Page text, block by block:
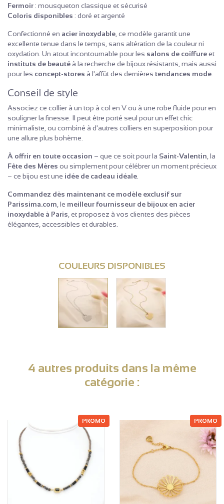
Fermoir: mousqueton classique et sécurisé
Coloris disponibles : doré et argenté
Confectionné en acier inoxydable , ce modèle garantit une
excellente tenue dans le temps, sans altération de la couleur ni
oxydation. Un atout incontournable pour les salons de coiffureet
instituts de beauté à la recherche de bijoux résistants, mais aussi
pour les concept-stores à l'affût des dernières tendances mode
Conseil de style
Associez ce collier à un top à col en V ou à une robe fluide pour en
souligner la finesse. Il peut être porté seul pour un effet chic
minimaliste, ou combiné à d'autres colliers en superposition pour
une allure plus bohème.
À offrir en toute occasion – que ce soit pour la Saint-Valentin , la
Fête des Mères ou simplement pour célébrer un moment précieux
– ce bijou est une idée de cadeau idéale
Commandez dès maintenant ce modèle exclusif sur
Parissima.com , le meilleur fournisseur de bijoux en acier
inoxydable à Paris , et proposez à vos clientes des pièces
élégantes, accessibles et durables.
COULEURS DISPONIBLES
4 autres produits dans la même
catégorie :
PROMO PROMO